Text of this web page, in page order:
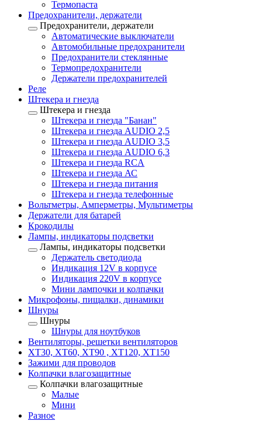
Термопаста
Предохранители, держатели
Предохранители, держатели
Автоматические выключатели
Автомобильные предохранители
Предохранители стеклянные
Термопредохранители
Держатели предохранителей
Реле
Штекера и гнезда
Штекера и гнезда
Штекера и гнезда "Банан"
Штекера и гнезда AUDIO 2,5
Штекера и гнезда AUDIO 3,5
Штекера и гнезда AUDIO 6,3
Штекера и гнезда RCA
Штекера и гнезда АС
Штекера и гнезда питания
Штекера и гнезда телефонные
Вольтметры, Амперметры, Мультиметры
Держатели для батарей
Крокодилы
Лампы, индикаторы подсветки
Лампы, индикаторы подсветки
Держатель светодиода
Индикация 12V в корпусе
Индикация 220V в корпусе
Мини лампочки и колпачки
Микрофоны, пищалки, динамики
Шнуры
Шнуры
Шнуры для ноутбуков
Вентиляторы, решетки вентиляторов
XT30, XT60, XT90 , XT120, XT150
Зажими для проводов
Колпачки влагозащитные
Колпачки влагозащитные
Малые
Мини
Разное